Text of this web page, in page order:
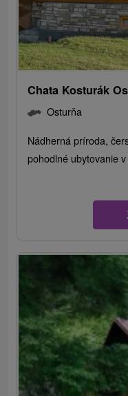
Chata Kosturák
Osturňa
Nádherná príroda,
pohodlné ubytovanie